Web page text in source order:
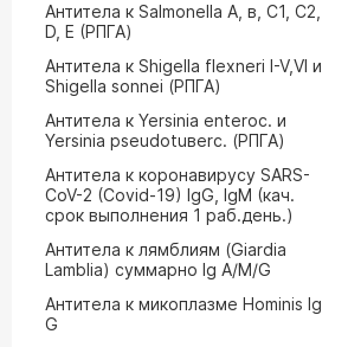
Антитела к Salmonella A, в, C1, C2,
D, E (РПГА)
Антитела к Shigella flexneri I-V,VI и
Shigella sonnei (РПГА)
Антитела к Yersinia enteroc. и
Yersinia pseudotuвerc. (РПГА)
Антитела к коронавирусу SARS-
CoV-2 (Covid-19) IgG, IgM (кач.
срок выполнения 1 раб.день.)
Антитела к лямблиям (Giardia
Lamblia) суммарно Ig A/M/G
Антитела к микоплазме Hominis Ig
G